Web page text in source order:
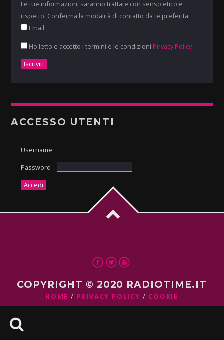
Le tue informazioni saranno trattate con senso etico e
rispetto. Conferma la modalità di contatto da te preferita:
Email
Ho letto e accetto i termini e le condizioni Privacy Policy
ACCESSO UTENTI
Username
Password
COPYRIGHT © 2020 RADIOTIME.IT
HOME PRIVACY POLICY COOKIE